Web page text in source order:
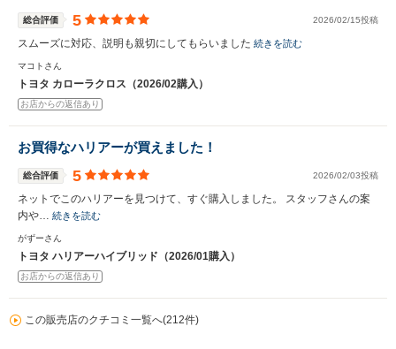
総合評価 5 2026/02/15投稿
スムーズに対応、説明も親切にしてもらいました 続きを読む
マコトさん
トヨタ カローラクロス（2026/02購入）
お店からの返信あり
お買得なハリアーが買えました！
総合評価 5 2026/02/03投稿
ネットでこのハリアーを見つけて、すぐ購入しました。 スタッフさんの案
内や… 続きを読む
がずーさん
トヨタ ハリアーハイブリッド（2026/01購入）
お店からの返信あり
この販売店のクチコミ一覧へ(212件)